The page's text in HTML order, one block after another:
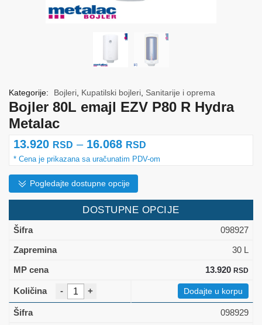
Bojler 80L emajl EZV P80 R Hydra
Metalac
13.920 RSD – 16.068 RSD
cena:
13.920 rsd
do
Pogledajte dostupne opcije
DOSTUPNE OPCIJE
098927
30 L
13.920 RSD
- + Dodajte u korpu
098929
Kategorije: Bojleri Kupatilski bojleri Sanitarije i oprema